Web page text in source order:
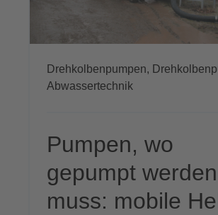
Drehkolbenpumpen,
Abwassertechnik
Pumpen, wo
gepumpt werden
muss: mobile